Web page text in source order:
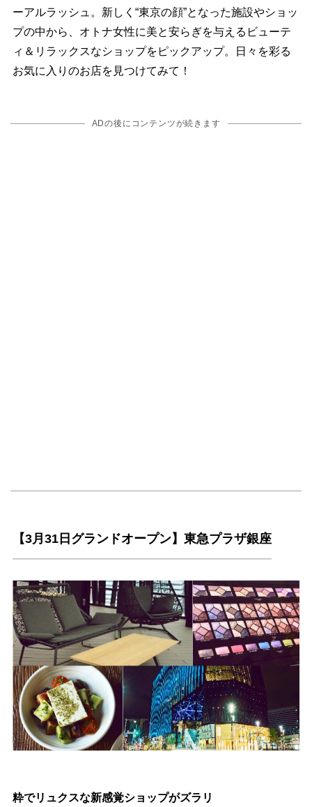
ーアルラッシュ。新しく“東京の顔”となった施設やショッ
プの中から、オトナ女性に美と安らぎを与えるビューテ
ィ＆リラックスなショップをピックアップ。日々を彩る
お気に入りのお店を見つけてみて！
ADの後にコンテンツが続きます
【3月31日グランドオープン】東急プラザ銀座
粋でリュクスな新感覚ショップがズラリ